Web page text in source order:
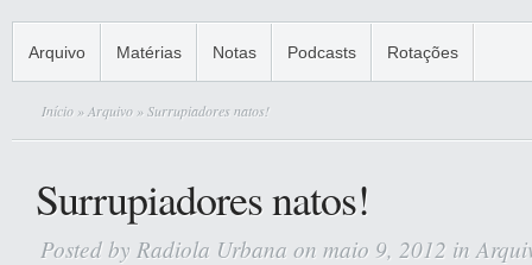
Arquivo Matérias Notas Podcasts Rotações
Início »Arquivo » Surrupiadores natos!
Surrupiadores natos!
Posted by Radiola Urbana on maio 9, 2012 in